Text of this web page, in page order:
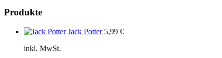
Produkte
Jack Potter 5,99 €
inkl. MwSt.